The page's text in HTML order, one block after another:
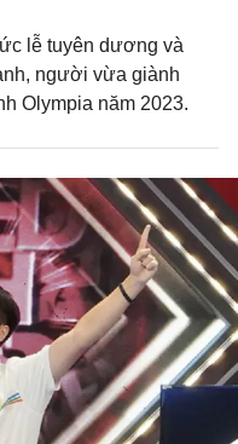
lễ tuyên dương và
người vừa giành
Olympia năm 2023.